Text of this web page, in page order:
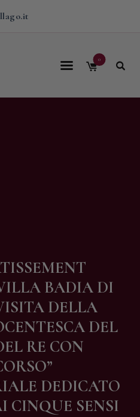
0
BADIA DI
DELLA
DEL
RE CON
DEDICATO
CINQUE SENSI